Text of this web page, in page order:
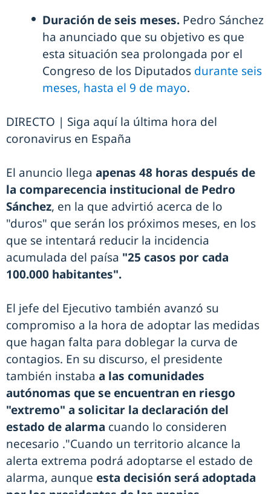
Duración de seis meses. Pedro Sánchez
ha anunciado que su objetivo es que
esta situación sea prolongada por el
Congreso de los Diputados durante seis
meses, hasta el 9 de mayo.
DIRECTO | Siga aquí la última hora del
coronavirus en España
El anuncio llega apenas 48 horas después de
la comparecencia institucional de Pedro
Sánchez, en la que advirtió acerca de lo
"duros" que serán los próximos meses, en los
que se intentará reducir la incidencia
acumulada del paísa "25 casos por cada
100.000 habitantes".
El jefe del Ejecutivo también avanzó su
compromiso a la hora de adoptar las medidas
que hagan falta para doblegar la curva de
contagios. En su discurso, el presidente
también instaba a las comunidades
autónomas que se encuentran en riesgo
"extremo" a solicitar la declaración del
estado de alarma cuando lo consideren
necesario ."Cuando un territorio alcance la
alerta extrema podrá adoptarse el estado de
alarma, aunque esta decisión será adoptada